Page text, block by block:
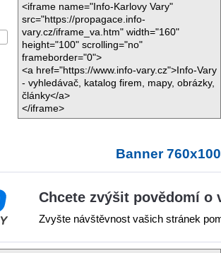
<iframe name="Info-Karlovy Vary"
src="https://propagace.info-
vary.cz/iframe_va.htm" width="160"
height="100" scrolling="no"
frameborder="0">
<a href="https://www.info-vary.cz">Info-Vary
- vyhledávač, katalog firem, mapy, obrázky,
články</a>
</iframe>
Banner 760x100